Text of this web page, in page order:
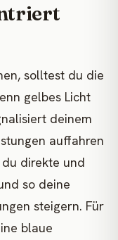
solltest du die
gelbes Licht
deinem
auffahren
direkte und
so deine
steigern. Für
blaue